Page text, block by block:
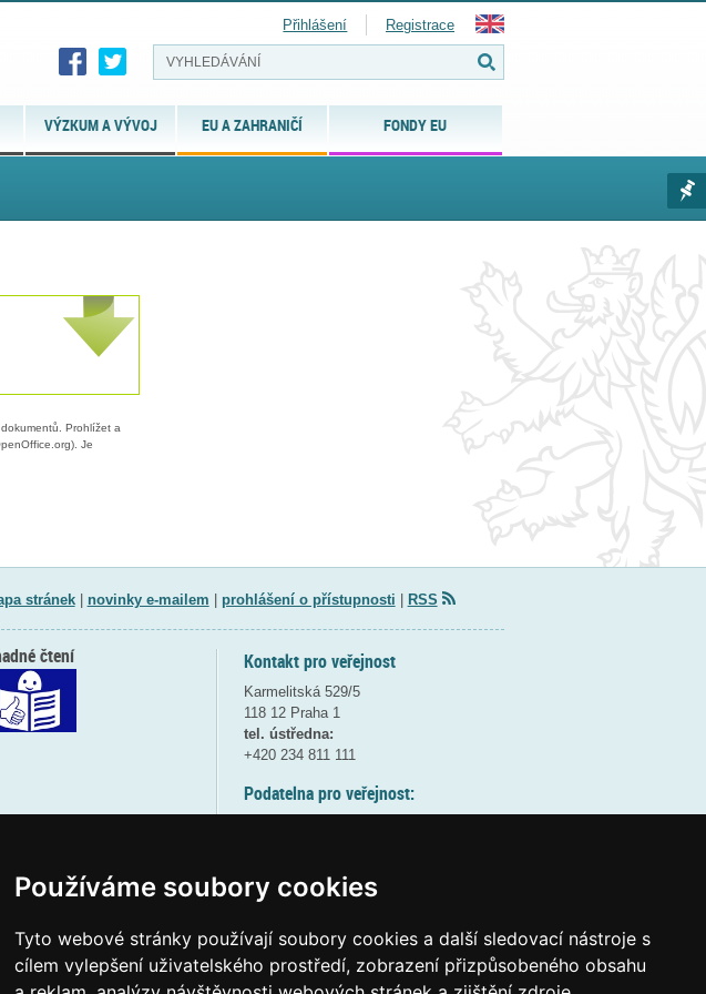
Používáme soubory cookies
Tyto webové stránky používají soubory cookies a další sledovací nástroje s
cílem vylepšení uživatelského prostředí, zobrazení přizpůsobeného obsahu
VÝZKUM A VÝVOJ EU A ZAHRANIČÍ FONDY EU
Přihlášení Registrace
Prohlížet a
Je
stránek| novinky e-mailem prohlášení o přístupnosti RSS
Kontakt pro veřejnost
Karmelitská 529/5
118 12 Praha 1
tel. ústředna:
+420 234 811 111
Podatelna pro veřejnost:
(více informací
Elektronická podatelna:
čtení